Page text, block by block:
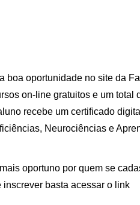
boa oportunidade no site da
on-line gratuitos e um total
recebe um certificado
Neurociências e
oportuno por quem se
basta acessar o link